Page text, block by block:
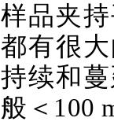
样品夹
都有很
持续和
般＜100